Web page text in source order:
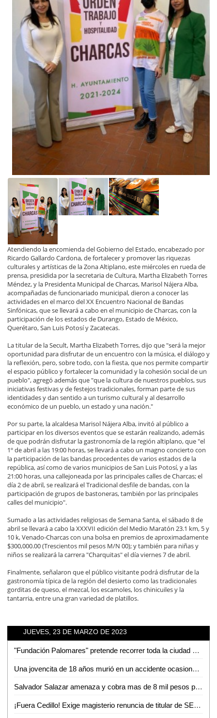
Atendiendo la encomienda del Gobierno del Estado, encabezado por
Ricardo Gallardo Cardona, de fortalecer y promover las riquezas
culturales y artísticas de la Zona Altiplano, este miércoles en rueda de
prensa, presidida por la secretaria de Cultura, Martha Elizabeth Torres
Méndez, y la Presidenta Municipal de Charcas, Marisol Nájera Alba,
acompañadas de funcionariado municipal, dieron a conocer las
actividades en el marco del XX Encuentro Nacional de Bandas
Sinfónicas, que se llevará a cabo en el municipio de Charcas, con la
participación de los estados de Durango, Estado de México,
Querétaro, San Luis Potosí y Zacatecas.
La titular de la Secult, Martha Elizabeth Torres, dijo que "será la mejor
oportunidad para disfrutar de un encuentro con la música, el diálogo y
la reflexión, pero, sobre todo, con la fiesta, que nos permite compartir
el espacio público y fortalecer la comunidad y la cohesión social de un
pueblo", agregó además que "que la cultura de nuestros pueblos, sus
iniciativas festivas y de festejos tradicionales, forman parte de sus
identidades y dan sentido a un turismo cultural y al desarrollo
económico de un pueblo, un estado y una nación."
Por su parte, la alcaldesa Marisol Nájera Alba, invitó al público a
participar en los diversos eventos que se estarán realizando, además
de que podrán disfrutar la gastronomía de la región altiplano, que "el
1º de abril a las 19:00 horas, se llevará a cabo un magno concierto con
la participación de las bandas procedentes de varios estados de la
república, así como de varios municipios de San Luis Potosí, y a las
21:00 horas, una callejoneada por las principales calles de Charcas; el
día 2 de abril, se realizará el Tradicional desfile de bandas, con la
participación de grupos de bastoneras, también por las principales
calles del municipio".
Sumado a las actividades religiosas de Semana Santa, el sábado 8 de
abril se llevará a cabo la XXXVII edición del Medio Maratón 23.1 km, 5 y
10 k, Venado-Charcas con una bolsa en premios de aproximadamente
$300,000.00 (Trescientos mil pesos M/N 00); y también para niñas y
niños se realizará la carrera "Charquitas" el día viernes 7 de abril.
Finalmente, señalaron que el público visitante podrá disfrutar de la
gastronomía típica de la región del desierto como las tradicionales
gorditas de queso, el mezcal, los escamoles, los chinicuiles y la
tantarria, entre una gran variedad de platillos.
JUEVES, 23 DE MARZO DE 2023
"Fundación Palomares" pretende recorrer toda la ciudad con servicios gratuitos de salud: Víctor Palomares
Una jovencita de 18 años murió en un accidente ocasionado por su novio; ambos iban peleando
Salvador Salazar amenaza y cobra mas de 8 mil pesos por otorgar el servicio de luz en Hacienda Troncones: Esther Badillo
¡Fuera Cedillo! Exige magisterio renuncia de titular de SEGE